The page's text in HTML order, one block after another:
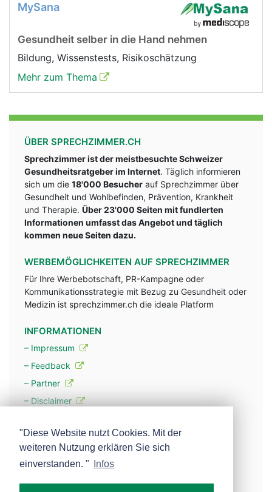
MySana
Gesundheit selber in die Hand nehmen
Bildung, Wissenstests, Risikoschätzung
Mehr zum Thema
ÜBER SPRECHZIMMER.CH
Sprechzimmer ist der meistbesuchte Schweizer
Gesundheitsratgeber im Internet. Täglich informieren
sich um die 18'000 Besucher auf Sprechzimmer über
Gesundheit und Wohlbefinden, Prävention, Krankheit
und Therapie. Über 23'000 Seiten mit fundlerten
Informationen umfasst das Angebot und täglich
kommen neue Seiten dazu.
WERBEMÖGLICHKEITEN AUF SPRECHZIMMER
Für Ihre Werbebotschaft, PR-Kampagne oder
Kommunikationsstrategie mit Bezug zu Gesundheit oder
Medizin ist sprechzimmer.ch die ideale Platform
INFORMATIONEN
– Impressum
– Feedback
– Partner
– Disclaimer
– Werbung
– Mehr über unsere Experten
"Diese Website nutzt Cookies. Mit der
weiteren Nutzung erklären Sie sich
einverstanden. "
Infos